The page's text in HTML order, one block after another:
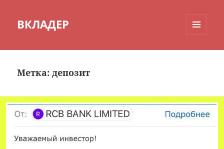
ВКЛАДЕР
Метка:депозит